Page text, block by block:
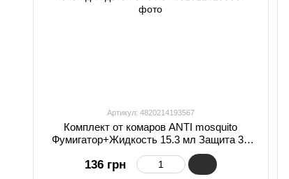
Артикул: 4820214193567
Комплект от комаров ANTI mosquito
Фумигатор+Жидкость 15.3 мл Защита 30
ночей для детей от 3 лет
136 грн